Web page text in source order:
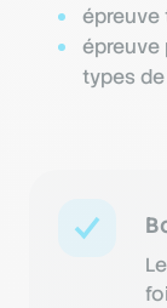
épreuve
épreuve
types